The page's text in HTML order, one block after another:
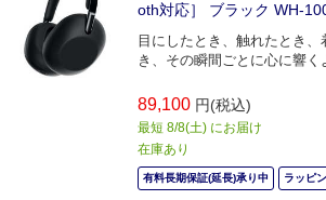
oth対応］ ブラック WH-
目にしたとき、触れたとき、
き、その瞬間ごとに心に響く
89,100 円(税込)
最短 8/8(土) にお届け
在庫あり
有料長期保証(延長)承り中 ラッピ